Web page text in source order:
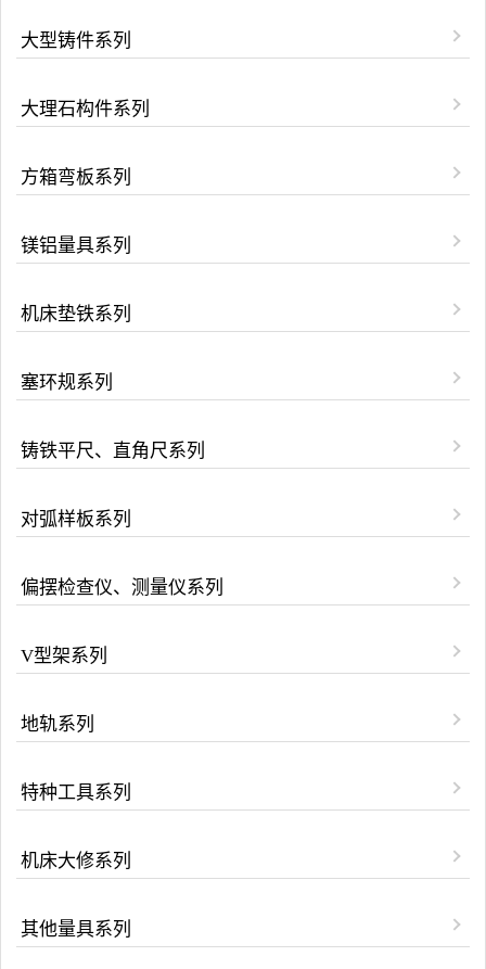
大型铸件系列
大理石构件系列
方箱弯板系列
镁铝量具系列
机床垫铁系列
塞环规系列
铸铁平尺、直角尺系列
对弧样板系列
偏摆检查仪、测量仪系列
V型架系列
地轨系列
特种工具系列
机床大修系列
其他量具系列